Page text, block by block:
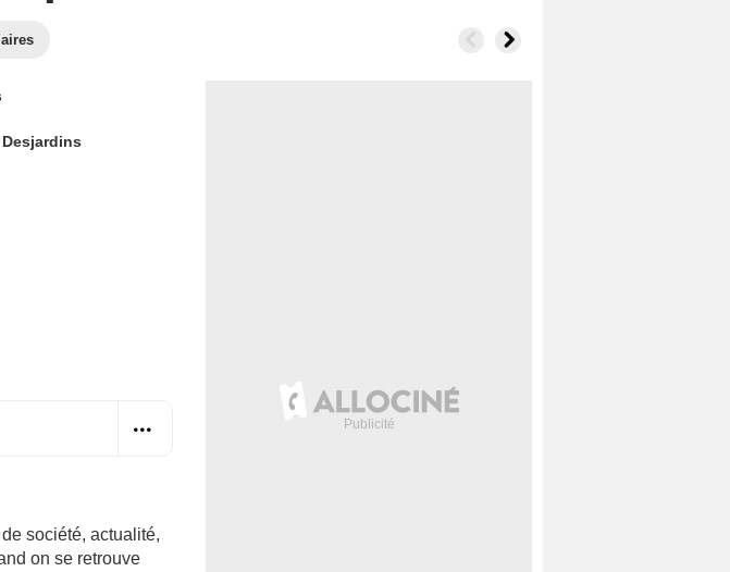
société, actualité,
on se retrouve